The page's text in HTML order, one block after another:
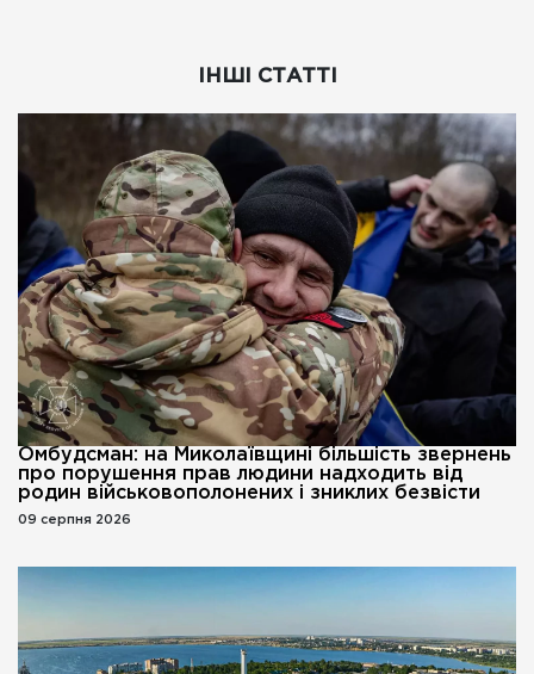
ІНШІ СТАТТІ
Омбудсман: на Миколаївщині більшість звернень
про порушення прав людини надходить від
родин військовополонених і зниклих безвісти
09 серпня 2026